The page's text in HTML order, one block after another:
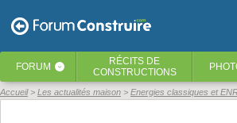
FORUM ‹ RÉCITS DE
CONSTRUCTIONS
Accueil Les actualités maison Energies classiques et